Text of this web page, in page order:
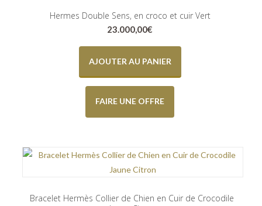
Hermes Double Sens, en croco et cuir Vert
23.000,00€
AJOUTER AU PANIER
FAIRE UNE OFFRE
Bracelet Hermès Collier de Chien en Cuir de Crocodile